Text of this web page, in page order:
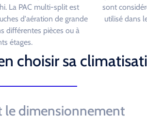
La PAC multi-split est
d'aération de grande
différentes pièces ou à
étages.
sont
utilisé dans
choisir sa
le dimensionnement